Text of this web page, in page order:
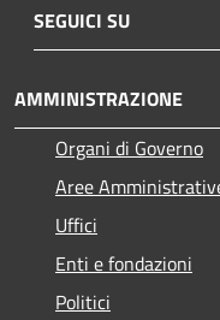
SEGUICI SU
AMMINISTRAZIONE
Organi di Governo
Aree
Uffici
Enti e fondazioni
Politici